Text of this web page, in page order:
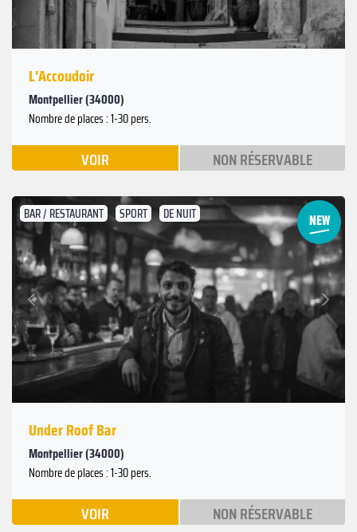
L'Accoudoir
Montpellier (34000)
Nombre de places : 1-30 pers.
VOIR NON RÉSERVABLE
BAR / RESTAURANT SPORT DE NUIT
Précédent
Suivant
Under Roof Bar
Montpellier (34000)
Nombre de places : 1-30 pers.
VOIR NON RÉSERVABLE